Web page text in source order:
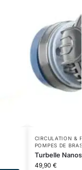
CIRCULATION &
POMPES DE
Turbelle
49,90 €